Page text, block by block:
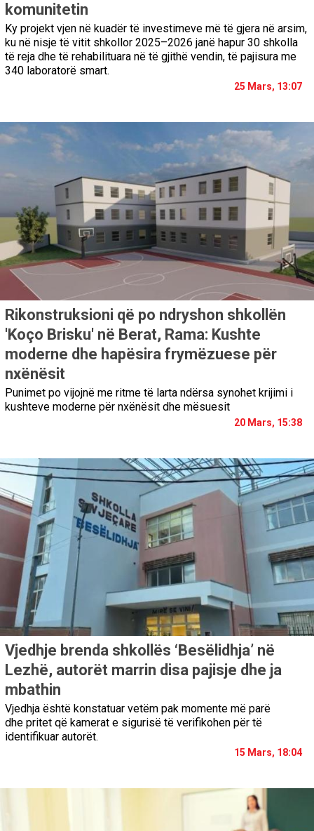
komunitetin
Ky projekt vjen në kuadër të investimeve më të gjera në arsim,
ku në nisje të vitit shkollor 2025–2026 janë hapur 30 shkolla
të reja dhe të rehabilituara në të gjithë vendin, të pajisura me
340 laboratorë smart.
25 Mars, 13:07
Rikonstruksioni që po ndryshon shkollën
'Koço Brisku' në Berat, Rama: Kushte
moderne dhe hapësira frymëzuese për
nxënësit
Punimet po vijojnë me ritme të larta ndërsa synohet krijimi i
kushteve moderne për nxënësit dhe mësuesit
20 Mars, 15:38
Vjedhje brenda shkollës ‘Besëlidhja’ në
Lezhë, autorët marrin disa pajisje dhe ja
mbathin
Vjedhja është konstatuar vetëm pak momente më parë
dhe pritet që kamerat e sigurisë të verifikohen për të
identifikuar autorët.
15 Mars, 18:04